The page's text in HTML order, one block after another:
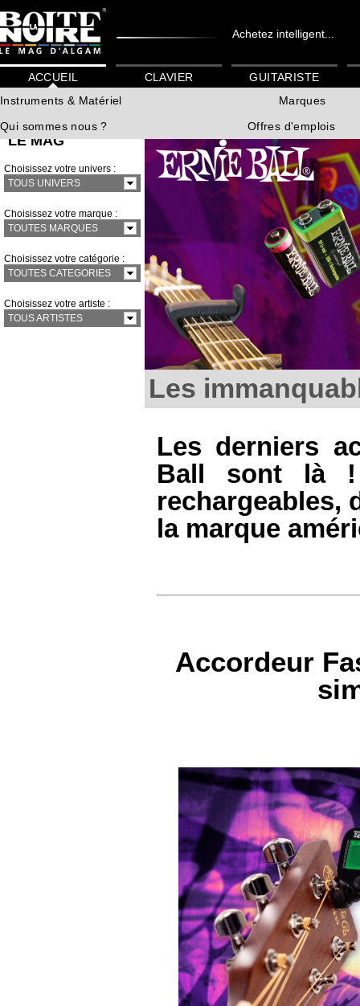
Achetez intelligent...
ACCUEIL
Instruments & Matériel
Marques
Qui sommes nous ?
Offres d'emplois
CLAVIER GUITARISTE
Choisissez votre univers :
TOUS UNIVERS
Choisissez votre marque :
TOUTES MARQUES
Choisissez votre catégorie :
TOUTES CATEGORIES
Choisissez votre artiste :
TOUS ARTISTES
LE MAG
Les
Les derniers
Ball sont là !
rechargeables,
la marque
Accordeur